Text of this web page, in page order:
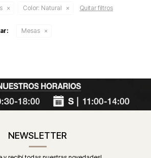
Color: Natural Quitar filtros
Mesas
NEWSLETTER